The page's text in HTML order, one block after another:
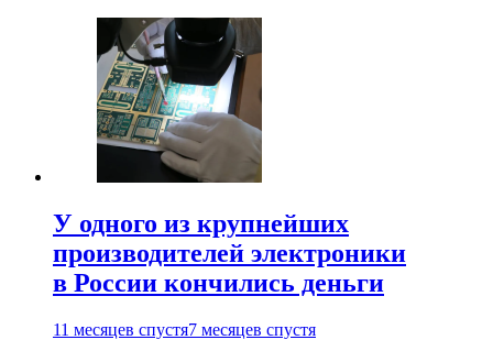
У одного из крупнейших
производителей электроники
в России кончились деньги
11 месяцев спустя7 месяцев спустя